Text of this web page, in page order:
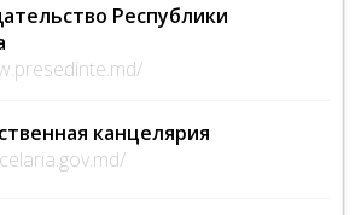
Республики
канцелярия